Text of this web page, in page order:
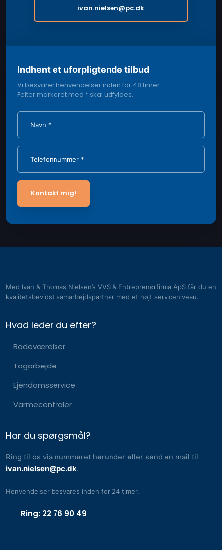
ivan.nielsen@pc.dk
Indhent et uforpligtende tilbud
Vi besvarer henvendelser inden for 48 timer.
​Felter markeret med * skal udfyldes.
Med Ivan & Thomas Nielsen’s VVS & Entreprenørfirma ApS får du en
kvalitetsbevidst samarbejdspartner med et højt serviceniveau.
Hvad leder du efter?
Badeværelser
Tagarbejde
Ejendomsservice​
Varmecentraler
Har du spørgsmål?
Ring til os via nummeret herunder eller send en mail til
ivan.nielsen@pc.dk.
Henvendelser besvares inden for 24 timer.​
Ring: 22 76 90 49